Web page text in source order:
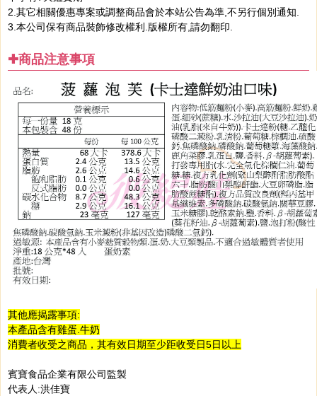
2.其它相關優惠專案或調整商品會於本站公告為準,不另行個別通知.
3.本公司保有商品裝飾修改權利.版權所有,請勿翻印.
✚商品注意事項
其他應揭露事項:
本產品含有雞蛋.牛奶
消費者收受之商品，其有效日期至少距收受日5日以上
賓寶食品企業有限公司監製
代表人:洪佳寶